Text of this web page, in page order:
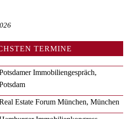
TERMINE
Immobiliengespräch,
Estate Forum München, München